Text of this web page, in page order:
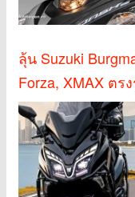
ลุ้น Suzuki
Forza, XMAX ตร